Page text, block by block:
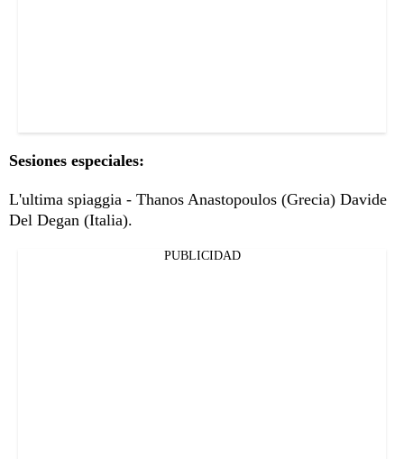
Sesiones especiales:
L'ultima spiaggia - Thanos Anastopoulos (Grecia) Davide
Del Degan (Italia).
PUBLICIDAD